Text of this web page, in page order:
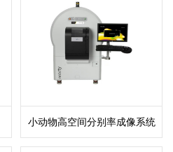
小动物高空间分别率成像系统